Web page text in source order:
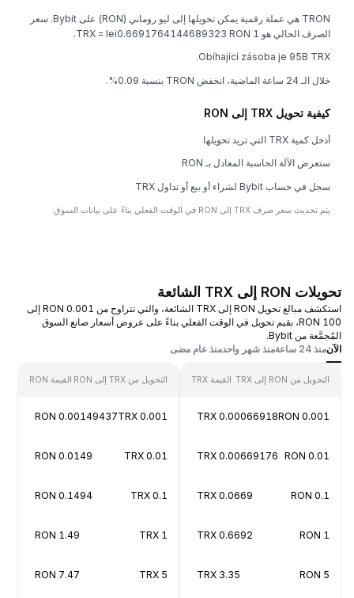
TRON هي عملة رقمية يمكن تحويلها إلى ليو روماني (RON) على Bybit. سعر
الصرف الحالي هو 1 TRX = lei0.6691764144689323 RON.
Obíhající zásoba je 95B TRX.
خلال الـ 24 ساعة الماضية، انخفض TRON بنسبة 0.09%.
كيفية تحويل TRX إلى RON
أدخل كمية TRX التي تريد تحويلها
ستعرض الآلة الحاسبة المعادل بـ RON
سجل في حساب Bybit لشراء أو بيع أو تداول TRX
يتم تحديث سعر صرف TRX إلى RON في الوقت الفعلي بناءً على بيانات السوق.
تحويلات RON إلى TRX الشائعة
استكشف مبالغ تحويل RON إلى TRX الشائعة، والتي تتراوح من 0.001 RON إلى
100 RON، بقيم تحويل في الوقت الفعلي بناءً على عروض أسعار صانع السوق
المُجمَّعة من Bybit.
الآنمنذ 24 ساعة منذ شهر واحدمنذ عام مضى
التحويل من RON إلى TRX القيمة TRX
0.001 RON
0.00066918 TRX
0.01 RON
0.00669176 TRX
0.1 RON
0.0669 TRX
1 RON
0.6692 TRX
5 RON
3.35 TRX
التحويل من TRX إلى RON القيمة RON
0.001 TRX
0.00149437 RON
0.01 TRX
0.0149 RON
0.1 TRX
0.1494 RON
1 TRX
1.49 RON
5 TRX
7.47 RON